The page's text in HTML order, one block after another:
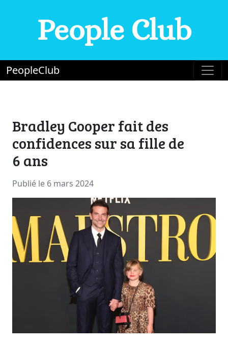
People Club
PeopleClub
Bradley Cooper fait des
confidences sur sa fille de
6 ans
Publié le 6 mars 2024